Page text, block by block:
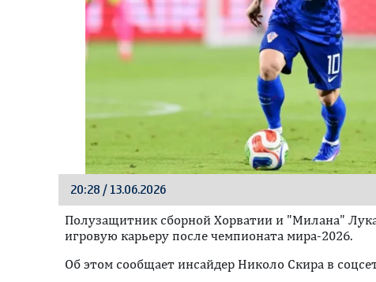
20:28 / 13.06.2026
Полузащитник сборной Хорватии и "Милана"
игровую карьеру после чемпионата мира-2026.
Oб этом сообщает инсайдер Николо Скира в